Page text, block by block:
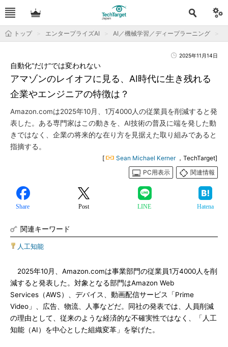
トップ エンタープライズAI AI／機械学習／ディープラーニング
2025年11月14日
アマゾンのレイオフに見る、AI時代に生き残れる
企業やエンジニアの特徴は？
自動化“だけ”では変われない
Amazon.comは2025年10月、1万4000人の従業員を削減すると発
表した。ある専門家はこの動きを、AI技術の普及に端を発した動
きではなく、企業の将来的な在り方を見据えた取り組みであると
指摘する。
[ Sean Michael Kerner ，TechTarget]
PC用表示
関連情報
Share Post LINE Hatena
関連キーワード
人工知能
2025年10月、Amazon.comは事業部門の従業員1万4000人を削
減すると発表した。対象となる部門はAmazon Web
Services（AWS）、デバイス、動画配信サービス「Prime
Video」、広告、物流、人事などだ。同社の発表では、人員削減
の理由として、従来のような経済的な不確実性ではなく、「人工
知能（AI）を中心とした組織変革」を挙げた。